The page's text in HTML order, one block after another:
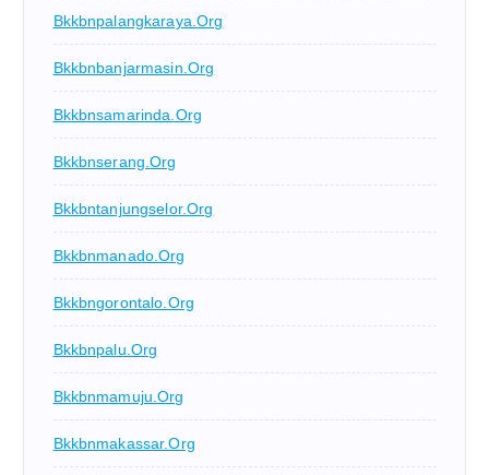
Bkkbnpalangkaraya.org
Bkkbnbanjarmasin.org
Bkkbnsamarinda.org
Bkkbnserang.org
Bkkbntanjungselor.org
Bkkbnmanado.org
Bkkbngorontalo.org
Bkkbnpalu.org
Bkkbnmamuju.org
Bkkbnmakassar.org